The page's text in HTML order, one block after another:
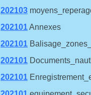
202103
202101Annexes
202101
202101
202101